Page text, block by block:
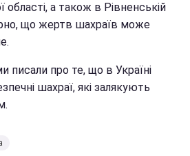
області, а також в Рівненській
що жертв шахраїв може
писали про те, що в Україні
шахраї, які залякують